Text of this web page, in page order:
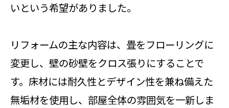
いという希望がありました。
リフォームの主な内容は、畳をフローリングに
変更し、壁の砂壁をクロス張りにすることで
す。床材には耐久性とデザイン性を兼ね備えた
無垢材を使用し、部屋全体の雰囲気を一新しま